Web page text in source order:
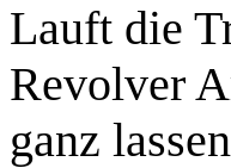
Lauft die
Revolver
ganz